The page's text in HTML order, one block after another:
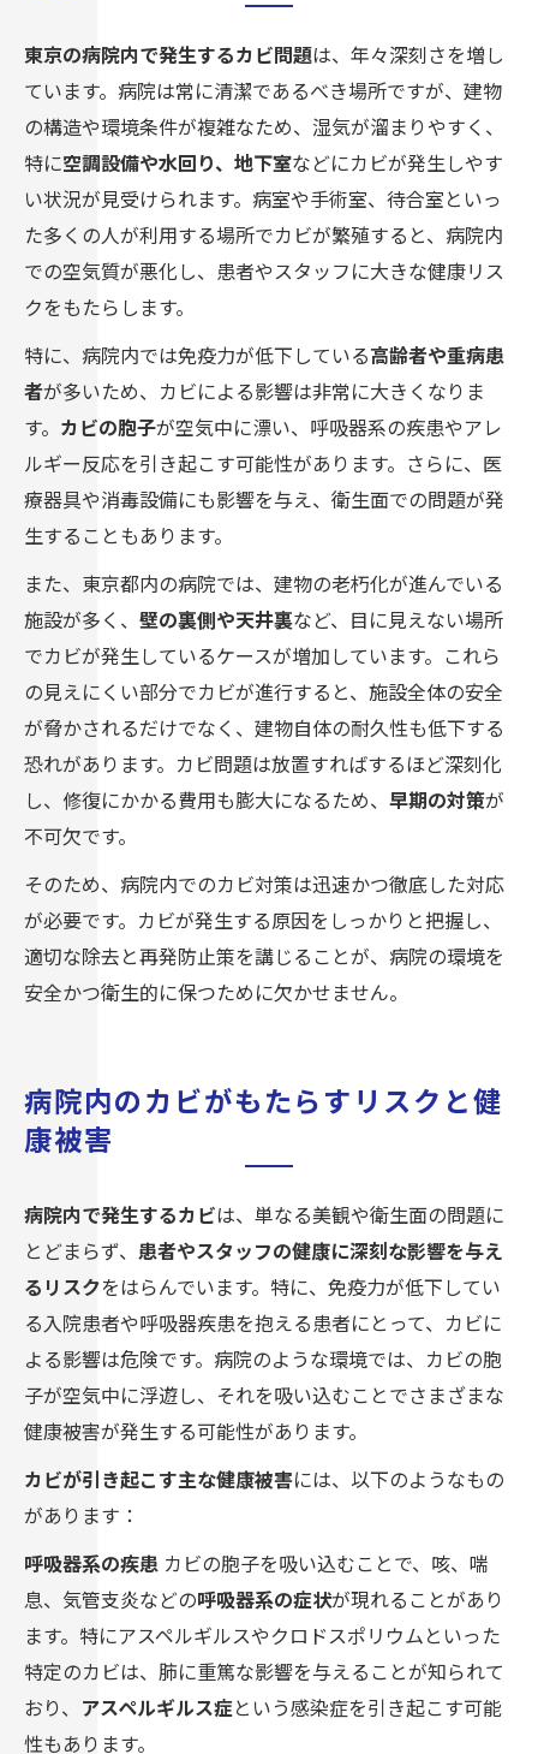
東京の病院内で発生するカビ問題は、年々深刻さを増し
ています。病院は常に清潔であるべき場所ですが、建物
の構造や環境条件が複雑なため、湿気が溜まりやすく、
特に空調設備や水回り、地下室などにカビが発生しやす
い状況が見受けられます。病室や手術室、待合室といっ
た多くの人が利用する場所でカビが繁殖すると、病院内
での空気質が悪化し、患者やスタッフに大きな健康リス
クをもたらします。
特に、病院内では免疫力が低下している高齢者や重病患
者が多いため、カビによる影響は非常に大きくなりま
す。 カビの胞子が空気中に漂い、呼吸器系の疾患やアレ
ルギー反応を引き起こす可能性があります。さらに、医
療器具や消毒設備にも影響を与え、衛生面での問題が発
生することもあります。
また、東京都内の病院では、建物の老朽化が進んでいる
施設が多く、 壁の裏側や天井裏など、目に見えない場所
でカビが発生しているケースが増加しています。これら
の見えにくい部分でカビが進行すると、施設全体の安全
が脅かされるだけでなく、建物自体の耐久性も低下する
恐れがあります。カビ問題は放置すればするほど深刻化
し、修復にかかる費用も膨大になるため、 早期の対策が
不可欠です。
そのため、病院内でのカビ対策は迅速かつ徹底した対応
が必要です。カビが発生する原因をしっかりと把握し、
適切な除去と再発防止策を講じることが、病院の環境を
安全かつ衛生的に保つために欠かせません。
病院内のカビがもたらすリスクと健
康被害
病院内で発生するカビは、単なる美観や衛生面の問題に
とどまらず、 患者やスタッフの健康に深刻な影響を与え
るリスクをはらんでいます。特に、免疫力が低下してい
る入院患者や呼吸器疾患を抱える患者にとって、カビに
よる影響は危険です。病院のような環境では、カビの胞
子が空気中に浮遊し、それを吸い込むことでさまざまな
健康被害が発生する可能性があります。
カビが引き起こす主な健康被害には、以下のようなもの
があります：
呼吸器系の疾患 カビの胞子を吸い込むことで、咳、喘
息、気管支炎などの呼吸器系の症状が現れることがあり
ます。特にアスペルギルスやクロドスポリウムといった
特定のカビは、肺に重篤な影響を与えることが知られて
おり、 アスペルギルス症という感染症を引き起こす可能
性もあります。